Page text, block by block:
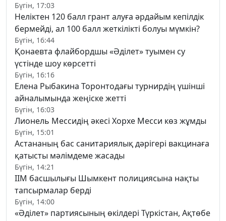
Бүгін, 17:03
Неліктен 120 балл грант алуға әрдайым кепілдік
бермейді, ал 100 балл жеткілікті болуы мүмкін?
Бүгін, 16:44
Қонаевта флайбордшы «Әділет» туымен су
үстінде шоу көрсетті
Бүгін, 16:16
Елена Рыбакина Торонтодағы турнирдің үшінші
айналымында жеңіске жетті
Бүгін, 16:03
Лионель Мессидің әкесі Хорхе Месси көз жұмды
Бүгін, 15:01
Астананың бас санитариялық дәрігері вакцинаға
қатысты мәлімдеме жасады
Бүгін, 14:21
ІІМ басшылығы Шымкент полициясына нақты
тапсырмалар берді
Бүгін, 14:00
«Әділет» партиясының өкілдері Түркістан, Ақтөбе